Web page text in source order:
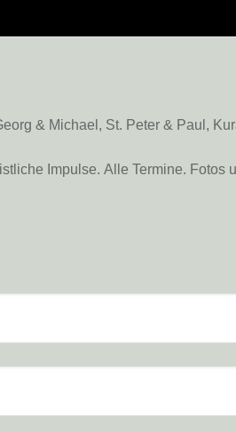
& Michael, St. Peter & Paul,
Impulse. Alle Termine. Fotos